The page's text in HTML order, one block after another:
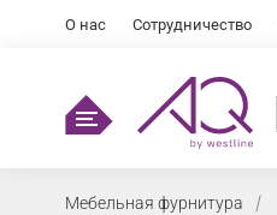
О нас Сотрудничество
Мебельная фурнитура